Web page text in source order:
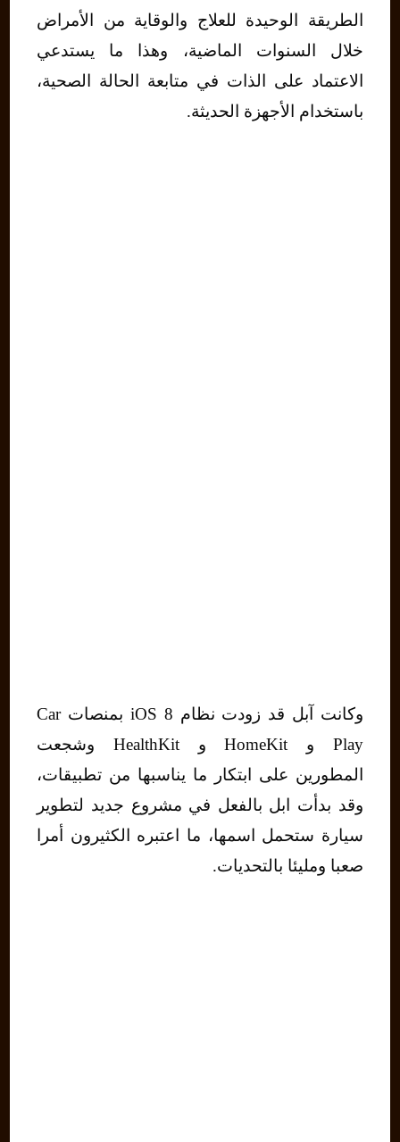
الطريقة الوحيدة للعلاج والوقاية من الأمراض
خلال السنوات الماضية، وهذا ما يستدعي
الاعتماد على الذات في متابعة الحالة الصحية،
باستخدام الأجهزة الحديثة.
وكانت آبل قد زودت نظام iOS 8 بمنصات Car
Play و HomeKit و HealthKit وشجعت
المطورين على ابتكار ما يناسبها من تطبيقات،
وقد بدأت ابل بالفعل في مشروع جديد لتطوير
سيارة ستحمل اسمها، ما اعتبره الكثيرون أمرا
صعبا ومليئا بالتحديات.